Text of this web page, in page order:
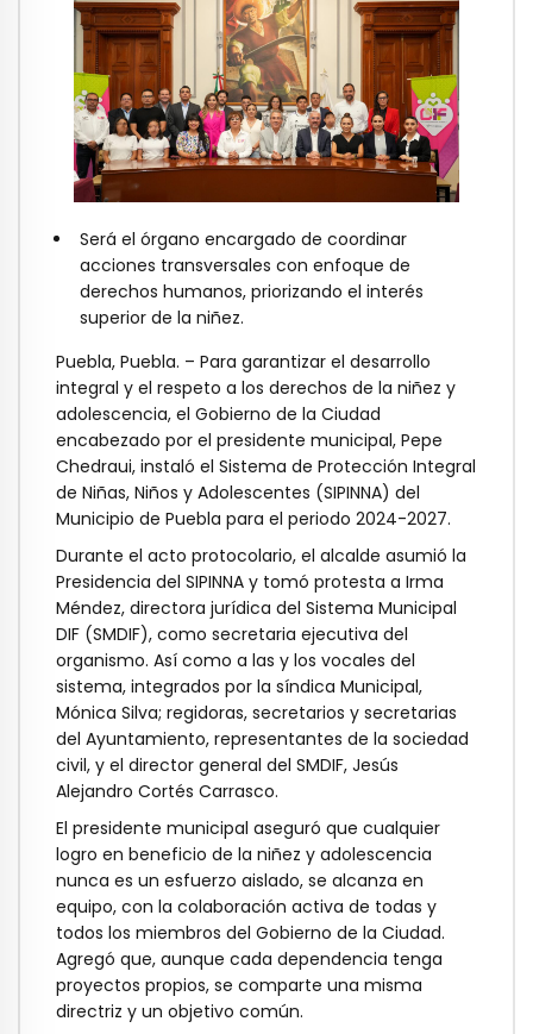
Será el órgano encargado de coordinar
acciones transversales con enfoque de
derechos humanos, priorizando el interés
superior de la niñez.
Puebla, Puebla. – Para garantizar el desarrollo
integral y el respeto a los derechos de la niñez y
adolescencia, el Gobierno de la Ciudad
encabezado por el presidente municipal, Pepe
Chedraui, instaló el Sistema de Protección Integral
de Niñas, Niños y Adolescentes (SIPINNA) del
Municipio de Puebla para el periodo 2024-2027.
Durante el acto protocolario, el alcalde asumió la
Presidencia del SIPINNA y tomó protesta a Irma
Méndez, directora jurídica del Sistema Municipal
DIF (SMDIF), como secretaria ejecutiva del
organismo. Así como a las y los vocales del
sistema, integrados por la síndica Municipal,
Mónica Silva; regidoras, secretarios y secretarias
del Ayuntamiento, representantes de la sociedad
civil, y el director general del SMDIF, Jesús
Alejandro Cortés Carrasco.
El presidente municipal aseguró que cualquier
logro en beneficio de la niñez y adolescencia
nunca es un esfuerzo aislado, se alcanza en
equipo, con la colaboración activa de todas y
todos los miembros del Gobierno de la Ciudad.
Agregó que, aunque cada dependencia tenga
proyectos propios, se comparte una misma
directriz y un objetivo común.